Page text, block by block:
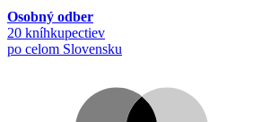
Osobný odber
20 kníhkupectiev
po celom Slovensku